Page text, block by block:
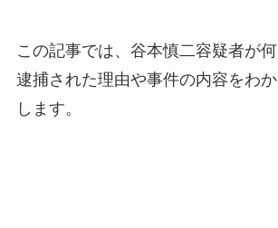
この記事では、谷本慎二容疑者が何
逮捕された理由や事件の内容をわ
します。